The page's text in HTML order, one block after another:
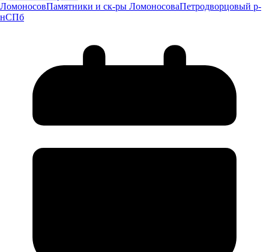
ЛомоносовПамятники и ск-ры ЛомоносоваПетродворцовый р-
нСПб